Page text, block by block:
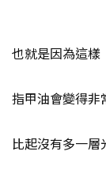
也就是因為這樣
指甲油會變得非
比起沒有多一層